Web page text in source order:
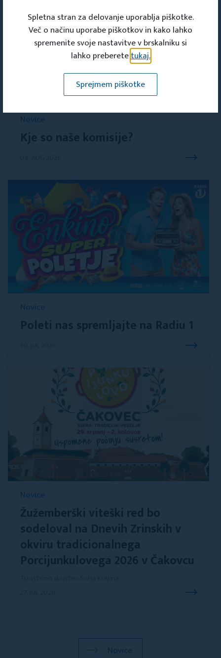
Novice
Kje so naše komisije?
Novice
Poleti nas spremljajte na Radiu 1
Novice
Žužemberški viteški red bo
sodeloval na Dnevih Zrinskih v
okviru tradicionalnega
Porcijunkulovega 2026 v Čakovcu
Novice
Spletna stran za delovanje uporablja piškotke.
Več o načinu uporabe piškotkov in kako lahko
spremenite svoje nastavitve v brskalniku si
lahko preberetetukaj.
Sprejmem piškotke